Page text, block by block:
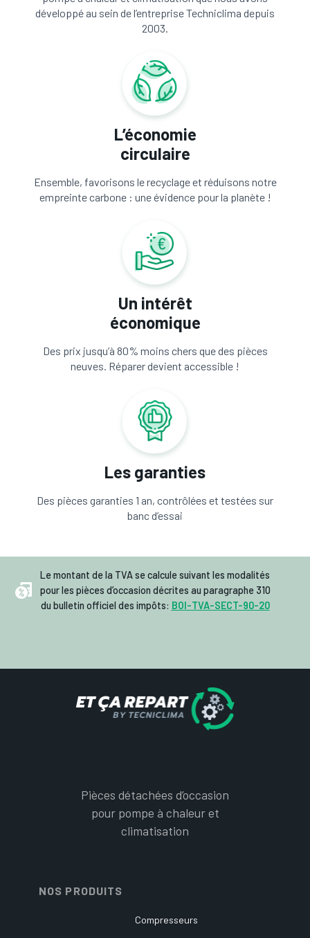
développé au sein de l’entreprise Techniclima depuis
2003.
L’économie
circulaire
Ensemble, favorisons le recyclage et réduisons notre
empreinte carbone : une évidence pour la planète !
Un intérêt
économique
Des prix jusqu’à 80% moins chers que des pièces
neuves. Réparer devient accessible !
Les garanties
Des pièces garanties 1 an, contrôlées et testées sur
banc d’essai
Le montant de la TVA se calcule suivant les modalités
pour les pièces d’occasion décrites au paragraphe 310
du bulletin officiel des impôts: BOI-TVA-SECT-90-20
Pièces détachées d’occasion
pour pompe à chaleur et
climatisation
NOS PRODUITS
Compresseurs